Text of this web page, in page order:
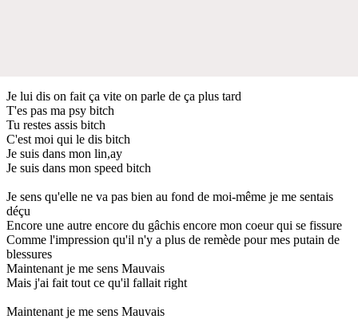
Je lui dis on fait ça vite on parle de ça plus tard
T'es pas ma psy bitch
Tu restes assis bitch
C'est moi qui le dis bitch
Je suis dans mon lin,ay
Je suis dans mon speed bitch
Je sens qu'elle ne va pas bien au fond de moi-même je me sentais
déçu
Encore une autre encore du gâchis encore mon coeur qui se fissure
Comme l'impression qu'il n'y a plus de remède pour mes putain de
blessures
Maintenant je me sens Mauvais
Mais j'ai fait tout ce qu'il fallait right
Maintenant je me sens Mauvais